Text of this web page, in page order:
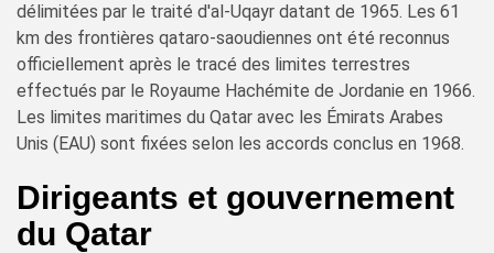
délimitées par le traité d'al-Uqayr datant de 1965. Les 61
km des frontières qataro-saoudiennes ont été reconnus
officiellement après le tracé des limites terrestres
effectués par le Royaume Hachémite de Jordanie en 1966.
Les limites maritimes du Qatar avec les Émirats Arabes
Unis (EAU) sont fixées selon les accords conclus en 1968.
Dirigeants et gouvernement
du Qatar